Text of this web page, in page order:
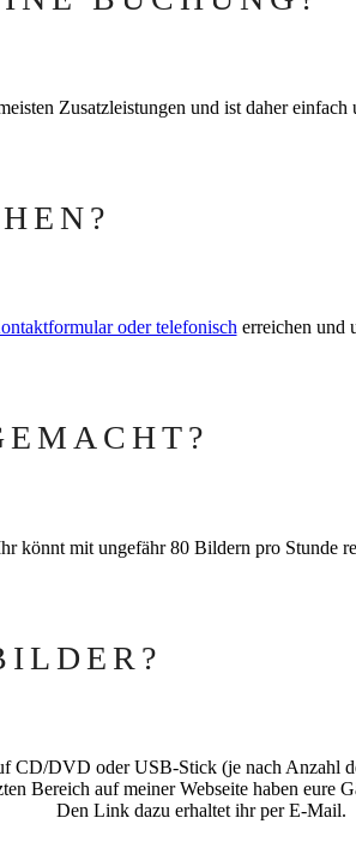
Zusatzleistungen und ist daher
oder telefonisch erreichen und
könnt mit ungefähr 80 Bildern pro Stunde
CD/DVD oder USB-Stick (je nach
Bereich auf meiner Webseite haben
Den Link dazu erhaltet ihr per E-Mail.